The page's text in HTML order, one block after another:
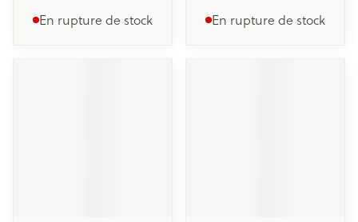
En rupture de stock En rupture de stock